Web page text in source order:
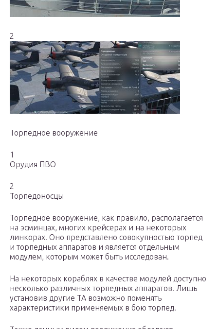
2
Торпедное вооружение
1
Орудия ПВО
2
Торпедоносцы
Торпедное вооружение, как правило, располагается
на эсминцах, многих крейсерах и на некоторых
линкорах. Оно представлено совокупностью торпед
и торпедных аппаратов и является отдельным
модулем, которым может быть исследован.
На некоторых кораблях в качестве модулей доступно
несколько различных торпедных аппаратов. Лишь
установив другие ТА возможно поменять
характеристики применяемых в бою торпед.